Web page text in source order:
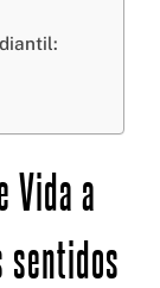
Vida a
sentidos